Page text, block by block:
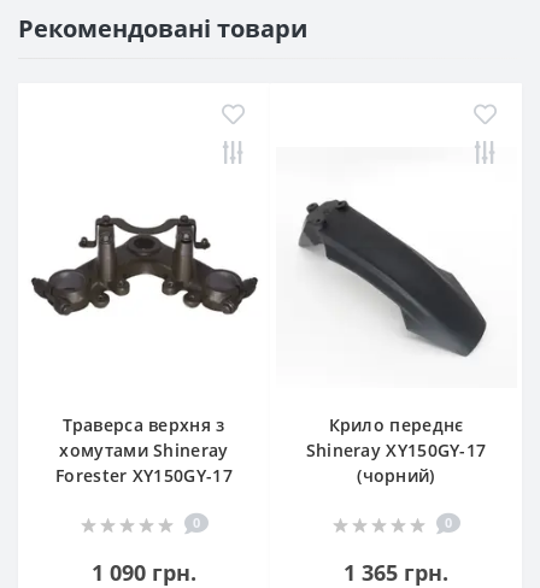
Рекомендовані товари
Траверса верхня з
хомутами Shineray
Forester XY150GY-17
0
1 090 грн.
Крило переднє
Shineray XY150GY-17
(чорний)
0
1 365 грн.